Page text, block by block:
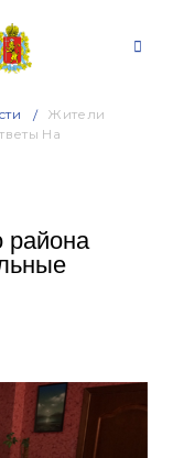
Жители
На
района